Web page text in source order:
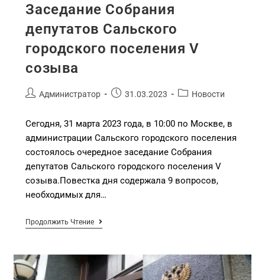
Заседание Собрания
депутатов Сальского
городского поселения V
созыва
Администратор 31.03.2023 Новости
Сегодня, 31 марта 2023 года, в 10:00 по Москве, в
администрации Сальского городского поселения
состоялось очередное заседание Собрания
депутатов Сальского городского поселения V
созыва.Повестка дня содержала 9 вопросов,
необходимых для…
Продолжить Чтение